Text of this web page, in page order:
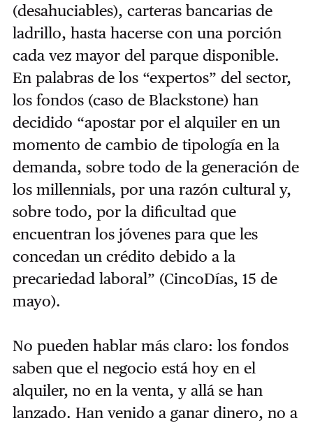
(desahuciables), carteras bancarias de
ladrillo, hasta hacerse con una porción
cada vez mayor del parque disponible.
En palabras de los “expertos” del sector,
los fondos (caso de Blackstone) han
decidido “apostar por el alquiler en un
momento de cambio de tipología en la
demanda, sobre todo de la generación de
los millennials, por una razón cultural y,
sobre todo, por la dificultad que
encuentran los jóvenes para que les
concedan un crédito debido a la
precariedad laboral” (CincoDías, 15 de
mayo).
No pueden hablar más claro: los fondos
saben que el negocio está hoy en el
alquiler, no en la venta, y allá se han
lanzado. Han venido a ganar dinero, no a